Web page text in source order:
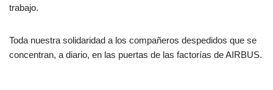
trabajo.
Toda nuestra solidaridad a los compañeros despedidos que se
concentran, a diario, en las puertas de las factorías de AIRBUS.